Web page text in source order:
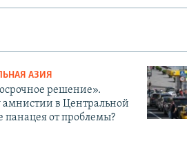
АЗИЯ
решение».
в Центральной
панацея от проблемы?